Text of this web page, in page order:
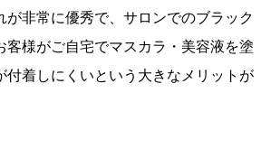
が非常に優秀で、サロンでのブラック
客様がご自宅でマスカラ・美容液を塗
付着しにくいという大きなメリットが